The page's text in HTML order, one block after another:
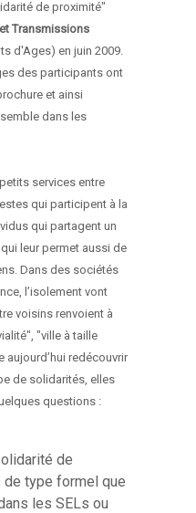
de proximité"
Transmissions
d'Ages) en juin 2009.
des participants ont
et ainsi
dans les
services entre
qui participent à la
qui partagent un
leur permet aussi de
Dans des sociétés
l’isolement vont
voisins renvoient à
"ville à taille
aujourd’hui redécouvrir
de solidarités, elles
questions :
de
type formel que
les SELs ou